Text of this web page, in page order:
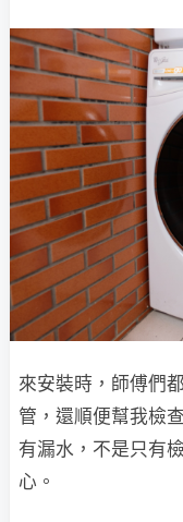
來安裝時，師傅們
管，還順便幫我檢
有漏水，不是只有
心。